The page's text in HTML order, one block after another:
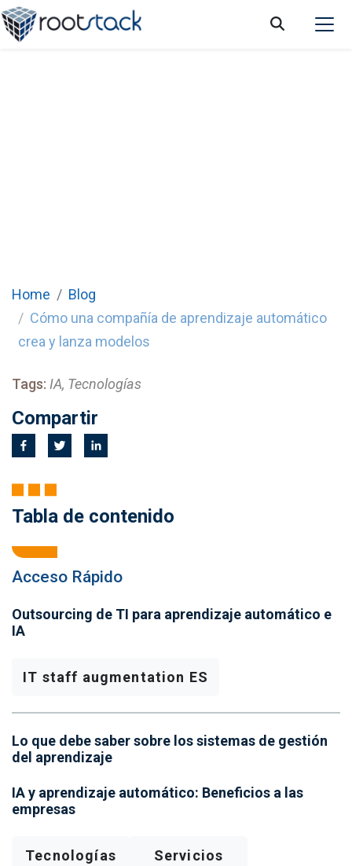
Home
Blog
Cómo una compañía de aprendizaje automático
crea y lanza modelos
Tags: IA, Tecnologías
Compartir
Tabla de contenido
Acceso Rápido
Outsourcing de TI para aprendizaje automático e
IA
IT staff augmentation ES
Lo que debe saber sobre los sistemas de gestión
del aprendizaje
IA y aprendizaje automático: Beneficios a las
empresas
Tecnologías Servicios